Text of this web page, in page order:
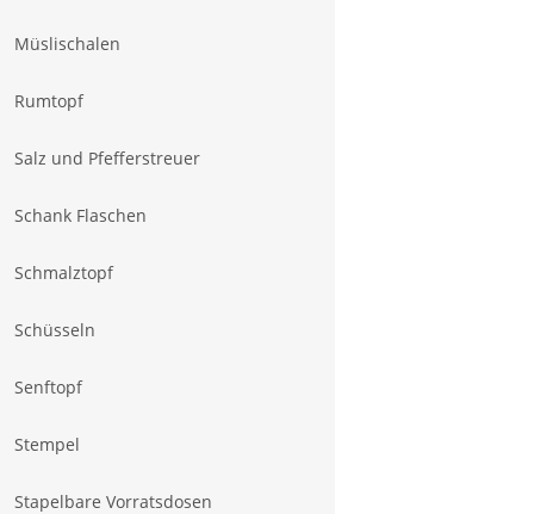
Müslischalen
Rumtopf
Salz und Pfefferstreuer
Schank Flaschen
Schmalztopf
Schüsseln
Senftopf
Stempel
Stapelbare Vorratsdosen